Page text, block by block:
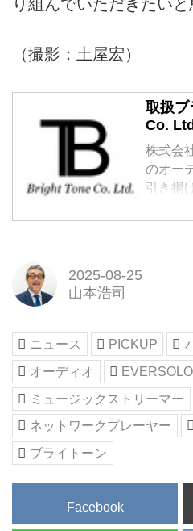
り組んでいただきたいと
（撮影：土屋宏）
取扱
Co.
株式会
のオー
引き揚
オ機器
して各
2025-08-25
山本浩司
ニュース PICKUP
オーディオ
EVERSOLO
ミュージックストリーマー
ネットワークプレーヤー
ブライトーン
Facebook